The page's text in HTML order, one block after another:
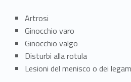
Artrosi
Ginocchio varo
Ginocchio valgo
Disturbi alla rotula
Lesioni del menisco o dei